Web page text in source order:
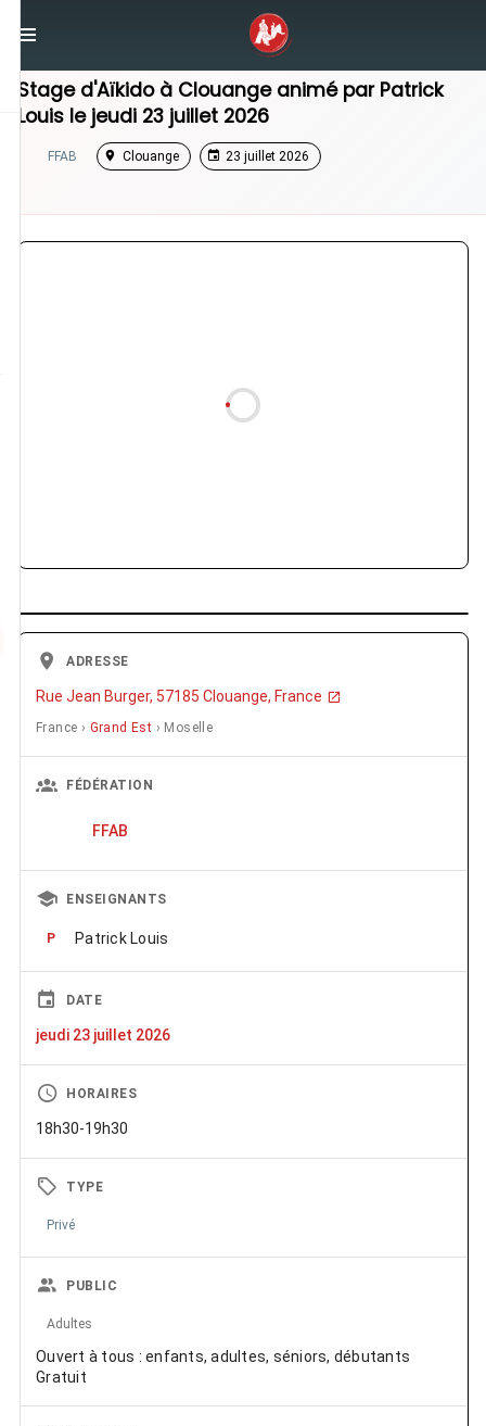
Stage d'Aïkido à Clouangeanimé par Patrick
Louis le jeudi 23 juillet 2026
FFAB Clouange 23 juillet 2026
ADRESSE
Rue Jean Burger, 57185 Clouange, France
France › Grand Est › Moselle
FÉDÉRATION
FFAB
ENSEIGNANTS
P Patrick Louis
DATE
jeudi 23 juillet 2026
HORAIRES
18h30-19h30
TYPE
Privé
PUBLIC
Adultes
Ouvert à tous : enfants, adultes, séniors, débutants
Gratuit